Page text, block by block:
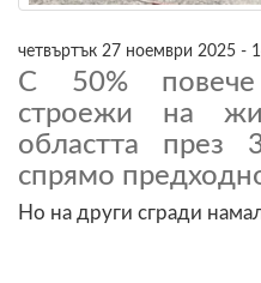
четвъртък 27 ноември 2025 -
С 50% повече
строежи на
областта през
спрямо
Но на други сгради